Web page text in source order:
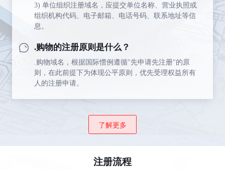
3) 单位组织注册域名，应提交单位名称、营业执照或
组织机构代码、电子邮箱、电话号码、联系地址等信
息。
.购物的注册原则是什么？
.购物域名，根据国际惯例遵循"先申请先注册"的原
则，在此前提下为体现公平原则，优先受理权益所有
人的注册申请。
了解更多
注册流程